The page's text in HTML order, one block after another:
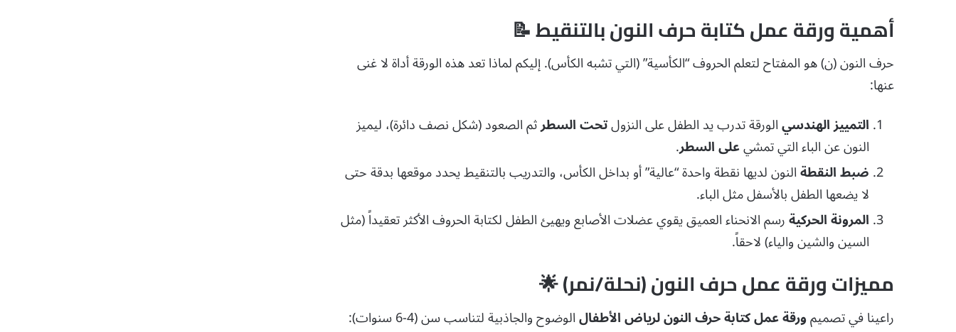
أهمية ورقة عمل كتابة حرف النون بالتنقيط 📝
حرف النون (ن) هو المفتاح لتعلم الحروف “الكأسية” (التي تشبه الكأس).إليكم لماذا تعد هذه الورقة أداة لا غنى
عنها:
التمييز الهندسيالورقة تدرب يد الطفل على النزولتحت السطرثم الصعود (شكل نصف دائرة)، ليميز
النون عن الباء التي تمشيعلى السطر.
ضبط النقطةالنون لديها نقطة واحدة “عالية” أو بداخل الكأس، والتدريب بالتنقيط يحدد موقعها بدقة حتى
لا يضعها الطفل بالأسفل مثل الباء.
المرونة الحركيةرسم الانحناء العميق يقوي عضلات الأصابع ويهيئ الطفل لكتابة الحروف الأكثر تعقيداً (مثل
السين والشين والياء) لاحقاً.
مميزات ورقة عمل حرف النون (نحلة/نمر) 🌟
راعينا في تصميمورقة عمل كتابة حرف النون لرياض الأطفالالوضوح والجاذبية لتناسب سن (4-6 سنوات):